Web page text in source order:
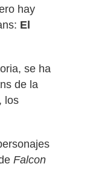
hay
El
se ha
de la
los
Falcon